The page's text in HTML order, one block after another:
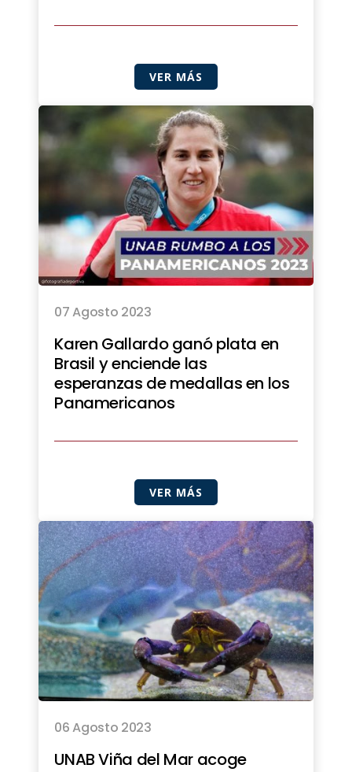
VER MÁS
07 Agosto 2023
Karen Gallardo ganó plata en
Brasil y enciende las
esperanzas de medallas en los
Panamericanos
VER MÁS
06 Agosto 2023
UNAB Viña del Mar acoge